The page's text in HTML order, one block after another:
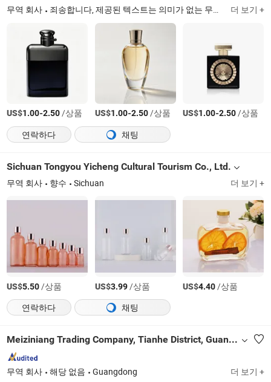
무역 회사 죄송합니다, 제공된 텍스트는 의미가 없는 무작위 문자로 구성되어 있어 번역할 수 없습니다 더 보기 +
US$1.00-2.50/상품 US$1.00-2.50/상품 US$1.00-2.50/상품
연락하다
채팅
Sichuan Tongyou Yicheng Cultural Tourism Co., Ltd.
무역 회사 향수 Sichuan 더 보기 +
US$5.50/상품 US$3.99/상품 US$4.40/상품
연락하다
채팅
Meiziniang Trading Company, Tianhe District, Guangzhou City
무역 회사 해당 없음 Guangdong 더 보기 +